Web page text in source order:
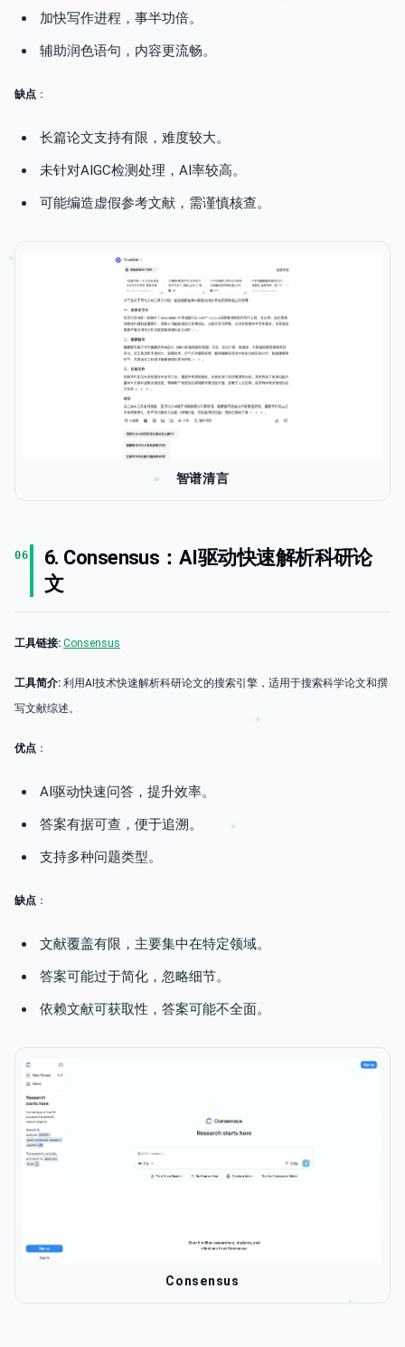
加快写作进程，事半功倍。
辅助润色语句，内容更流畅。
缺点 ：
长篇论文支持有限，难度较大。
未针对AIGC检测处理，AI率较高。
可能编造虚假参考文献，需谨慎核查。
智谱清言
06
6. Consensus：AI驱动快速解析科研论
文
工具链接: Consensus
工具简介: 利用AI技术快速解析科研论文的搜索引擎，适用于搜索科学论文和撰
写文献综述。
优点 ：
AI驱动快速问答，提升效率。
答案有据可查，便于追溯。
支持多种问题类型。
缺点 ：
文献覆盖有限，主要集中在特定领域。
答案可能过于简化，忽略细节。
依赖文献可获取性，答案可能不全面。
Consensus